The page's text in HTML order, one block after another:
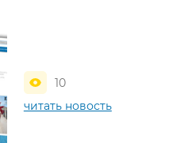
10
читать новость